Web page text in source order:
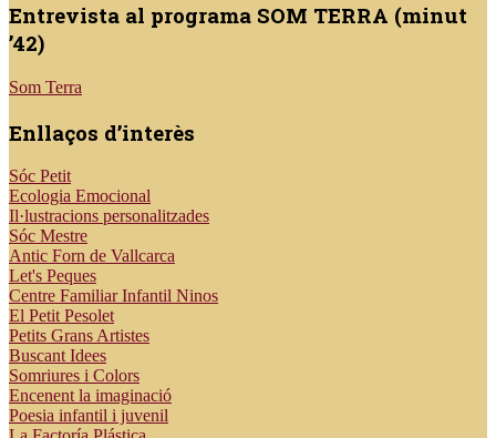
Entrevista al programa SOM TERRA (minut
’42)
Som Terra
Enllaços d’interès
Sóc Petit
Ecologia Emocional
Il·lustracions personalitzades
Sóc Mestre
Antic Forn de Vallcarca
Let's Peques
Centre Familiar Infantil Ninos
El Petit Pesolet
Petits Grans Artistes
Buscant Idees
Somriures i Colors
Encenent la imaginació
Poesia infantil i juvenil